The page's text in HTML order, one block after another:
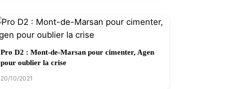
Pro D2 : Mont-de-Marsan pour cimenter, Agen
pour oublier la crise
20/10/2021